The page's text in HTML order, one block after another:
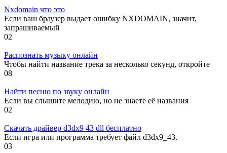
Nxdomain что это
Если ваш браузер выдает ошибку NXDOMAIN, значит,
запрашиваемый
02
Распознать музыку онлайн
Чтобы найти название трека за несколько секунд, откройте
08
Найти песню по звуку онлайн
Если вы слышите мелодию, но не знаете её названия
02
Скачать драйвер d3dx9 43 dll бесплатно
Если игра или программа требует файл d3dx9_43.
03